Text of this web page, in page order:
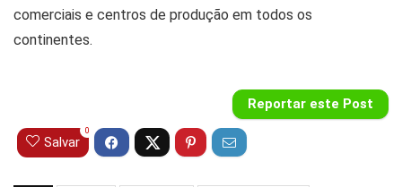
comerciais e centros de produção em todos os
continentes.
Reportar este Post
Salvar
0